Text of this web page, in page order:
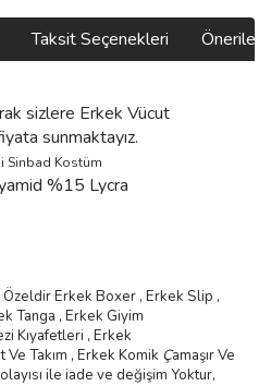
Taksit Seçenekleri
sizlere Erkek Vücut
sunmaktayız.
Sinbad Kostüm
%15 Lycra
Erkek Boxer , Erkek Slip ,
Tanga , Erkek Giyim
Kıyafetleri , Erkek
Ve Takım , Erkek Komik Çamaşır Ve
ile iade ve değişim Yoktur,